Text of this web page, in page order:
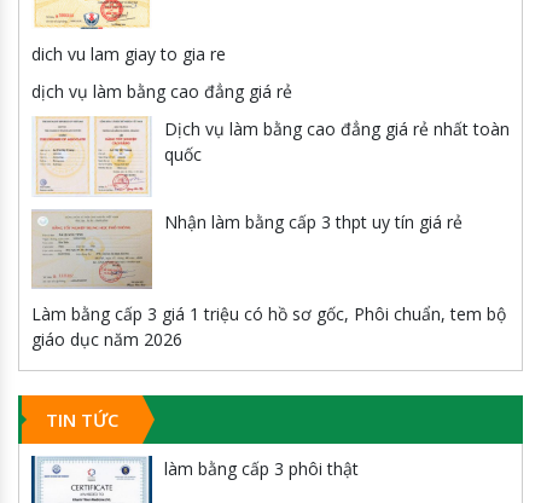
dich vu lam giay to gia re
dịch vụ làm bằng cao đẳng giá rẻ
Dịch vụ làm bằng cao đẳng giá rẻ nhất toàn
quốc
Nhận làm bằng cấp 3 thpt uy tín giá rẻ
Làm bằng cấp 3 giá 1 triệu có hồ sơ gốc, Phôi chuẩn, tem bộ
giáo dục năm 2026
TIN TỨC
làm bằng cấp 3 phôi thật